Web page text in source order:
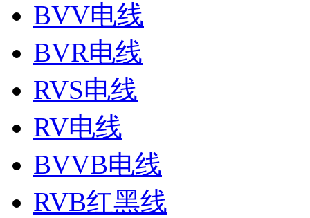
BVV电线
BVR电线
RVS电线
RV电线
BVVB电线
RVB红黑线